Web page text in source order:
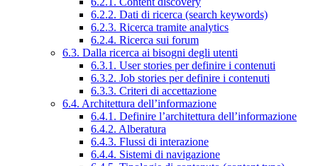
6.2.2. Dati di ricerca (search keywords)
6.2.3. Ricerca tramite analytics
6.2.4. Ricerca sui forum
6.3. Dalla ricerca ai bisogni degli utenti
6.3.1. User stories per definire i contenuti
6.3.2. Job stories per definire i contenuti
6.3.3. Criteri di accettazione
6.4. Architettura dell’informazione
6.4.1. Definire l’architettura dell’informazione
6.4.2. Alberatura
6.4.3. Flussi di interazione
6.4.4. Sistemi di navigazione